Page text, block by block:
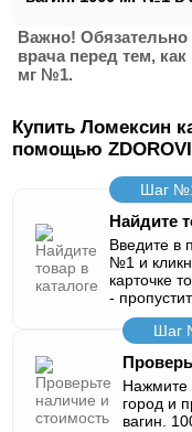
Важно! Обязательно
врача перед тем,
мг №1.
Купить Ломексин
помощью
Шаг
Найдите
Введите в
№1 и
карточке
-
Шаг
Нажмите
город и
вагин.